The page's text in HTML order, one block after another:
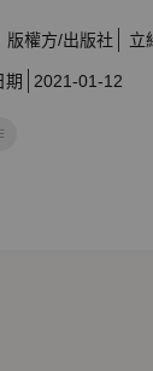
版權方/出版社 立
期 2021-01-12